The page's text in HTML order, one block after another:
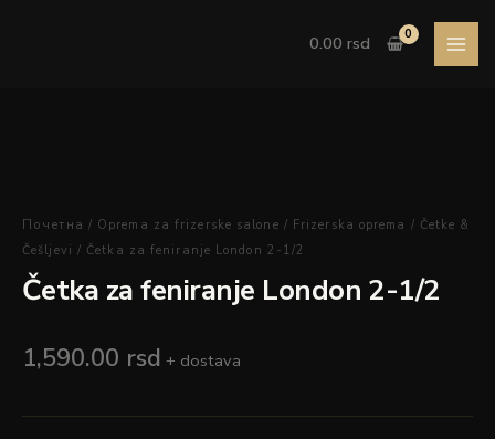
0.00 rsd
Почетна / Oprema za frizerske salone / Frizerska oprema / Četke &
Češljevi / Četka za feniranje London 2-1/2
Četka za feniranje London 2-1/2
1,590.00 rsd + dostava
feniranje
London
1/2